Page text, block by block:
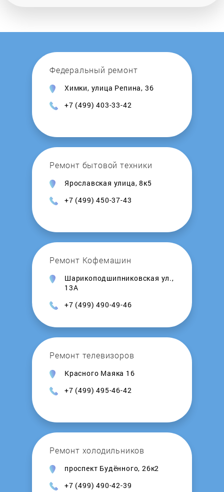
Honeywell
Hosseven
Hydrosta
Immergas
Intois
Junker
Kedr
Kentatsu
Kerona
Kirovskiy zavod
Kiturami
Федеральный ремонт
Химки, улица Репина, 36
+7 (499) 403-33-42
Ремонт бытовой техники
Ярославская улица, 8к5
+7 (499) 450-37-43
Ремонт Кофемашин
Шарикоподшипниковская ул.,
13А
+7 (499) 490-49-46
Ремонт телевизоров
Красного Маяка 16
+7 (499) 495-46-42
Ремонт холодильников
проспект Будённого, 26к2
+7 (499) 490-42-39